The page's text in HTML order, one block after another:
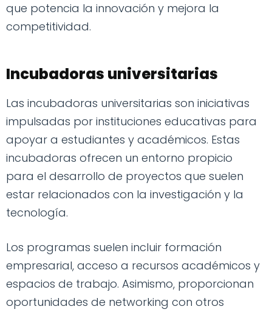
que potencia la innovación y mejora la
competitividad.
Incubadoras universitarias
Las incubadoras universitarias son iniciativas
impulsadas por instituciones educativas para
apoyar a estudiantes y académicos. Estas
incubadoras ofrecen un entorno propicio
para el desarrollo de proyectos que suelen
estar relacionados con la investigación y la
tecnología.
Los programas suelen incluir formación
empresarial, acceso a recursos académicos y
espacios de trabajo. Asimismo, proporcionan
oportunidades de networking con otros